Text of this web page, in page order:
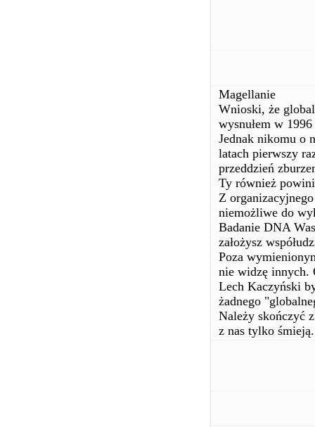
Magellanie
Wnioski, że
wysnułem w
Jednak nikomu o
latach pierwszy
przeddzień
Ty również
Z
niemożliwe do
Badanie DNA
założysz
Poza
nie widzę innych.
Lech Kaczyński
żadnego
Należy skończyć
z nas tylko śmieją.